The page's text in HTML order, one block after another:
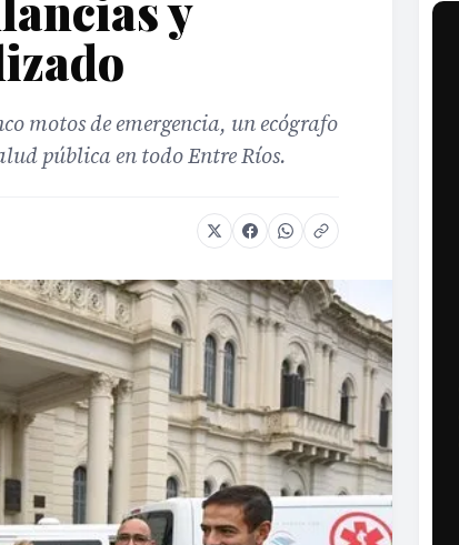
motos de emergencia, un ecógrafo
pública en todo Entre Ríos.